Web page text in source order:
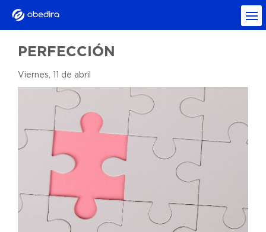
PERFECCIÓN
Viernes, 11 de abril